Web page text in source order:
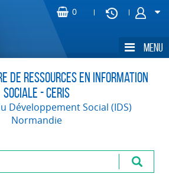
de Ressources en Information
Sociale - CERIS
Développement Social (IDS)
Normandie